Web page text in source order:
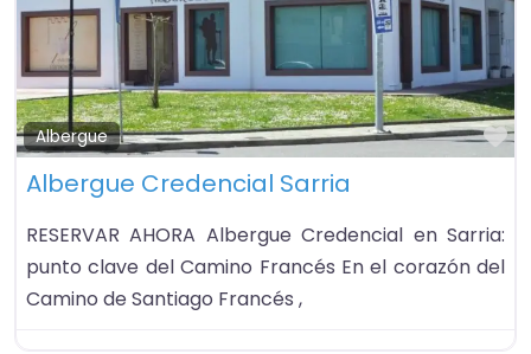
Albergue
Albergue Credencial Sarria
RESERVAR AHORA Albergue Credencial en Sarria:
punto clave del Camino Francés En el corazón del
Camino de Santiago Francés ,